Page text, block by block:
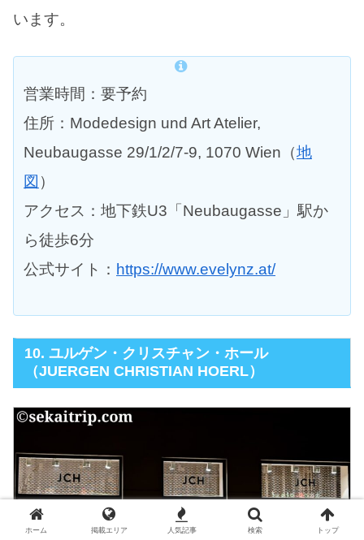
います。
営業時間：要予約
住所：Modedesign und Art Atelier,
Neubaugasse 29/1/2/7-9, 1070 Wien（地
図 ）
アクセス：地下鉄U3「Neubaugasse」駅か
ら徒歩6分
公式サイト： https://www.evelynz.at/
10. ユルゲン・クリスチャン・ホール
（JUERGEN CHRISTIAN HOERL）
ホーム 掲載エリア 人気記事 検索 トップ